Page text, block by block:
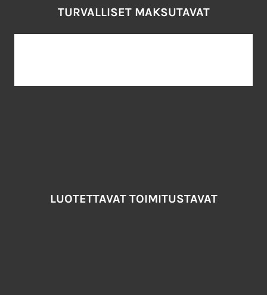
TURVALLISET MAKSUTAVAT
LUOTETTAVAT TOIMITUSTAVAT